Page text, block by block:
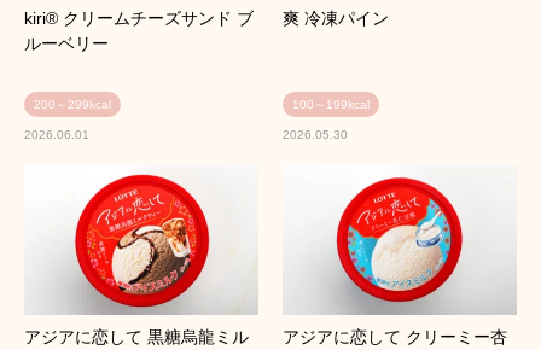
kiri® クリームチーズサンド ブ
ルーベリー
200～299kcal
2026.06.01
爽 冷凍パイン
100～199kcal
2026.05.30
アジアに恋して 黒糖烏龍ミル
アジアに恋して クリーミー杏